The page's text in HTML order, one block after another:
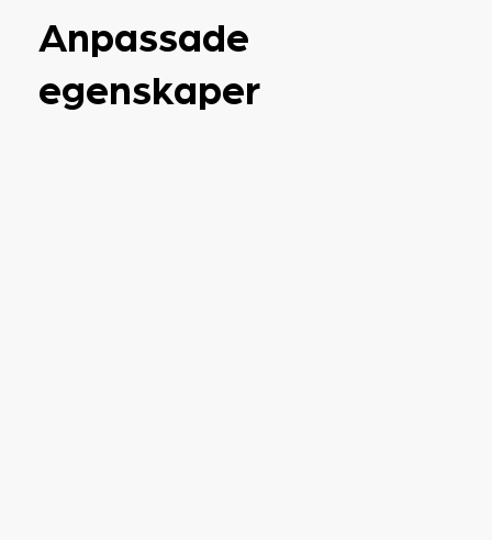
Anpassade
egenskaper